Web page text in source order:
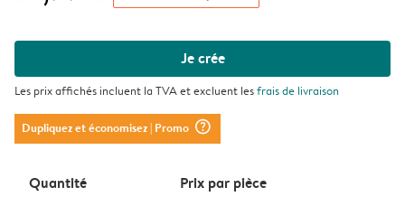
Je crée
Les prix affichés incluent la TVA et excluent lesfrais de livraison
Dupliquez et économisez| Promo question_mark_circle
Quantité Prix ​​par pièce